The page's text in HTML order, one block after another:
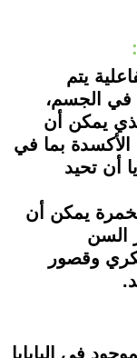
يتم
في الجسم،
يمكن أن
بما في
أن تحيد
يمكن أن
السن
وقصور
في البابايا